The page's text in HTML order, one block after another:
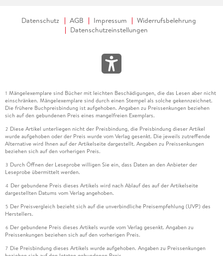
Datenschutz AGB Impressum
Widerrufsbelehrung
Datenschutzeinstellungen
1 Mängelexemplare sind Bücher mit leichten Beschädigungen, die das Lesen aber nicht
einschränken. Mängelexemplare sind durch einen Stempel als solche gekennzeichnet.
Die frühere Buchpreisbindung ist aufgehoben. Angaben zu Preissenkungen beziehen
sich auf den gebundenen Preis eines mangelfreien Exemplars.
2 Diese Artikel unterliegen nicht der Preisbindung, die Preisbindung dieser Artikel
wurde aufgehoben oder der Preis wurde vom Verlag gesenkt. Die jeweils zutreffende
Alternative wird Ihnen auf der Artikelseite dargestellt. Angaben zu Preissenkungen
beziehen sich auf den vorherigen Preis.
3 Durch Öffnen der Leseprobe willigen Sie ein, dass Daten an den Anbieter der
Leseprobe übermittelt werden.
4 Der gebundene Preis dieses Artikels wird nach Ablauf des auf der Artikelseite
dargestellten Datums vom Verlag angehoben.
5 Der Preisvergleich bezieht sich auf die unverbindliche Preisempfehlung (UVP) des
Herstellers.
6 Der gebundene Preis dieses Artikels wurde vom Verlag gesenkt. Angaben zu
Preissenkungen beziehen sich auf den vorherigen Preis.
7 Die Preisbindung dieses Artikels wurde aufgehoben. Angaben zu Preissenkungen